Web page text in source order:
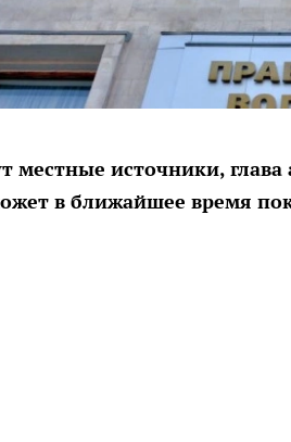
местные источники,
в ближайшее время